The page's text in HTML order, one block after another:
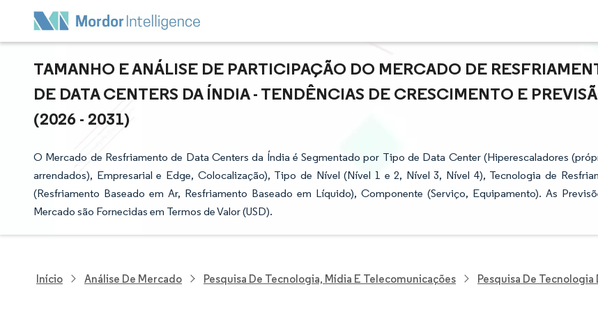
TAMANHO E ANÁLISE DE PARTICIPAÇÃO DO MERCADO DE
DE DATA CENTERS DA ÍNDIA - TENDÊNCIAS DE CRESCIMENTO E
(2026 - 2031)
O Mercado de Resfriamento de Data Centers da Índia é Segmentado por Tipo de Data Center (Hiperescaladores
arrendados), Empresarial e Edge, Colocalização), Tipo de Nível (Nível 1 e 2, Nível 3, Nível 4), Tecnologia de
(Resfriamento Baseado em Ar, Resfriamento Baseado em Líquido), Componente (Serviço, Equipamento). As
Mercado são Fornecidas em Termos de Valor (USD).
Início Análise De Mercado Pesquisa De Tecnologia, Mídia E Telecomunicações Pesquisa De